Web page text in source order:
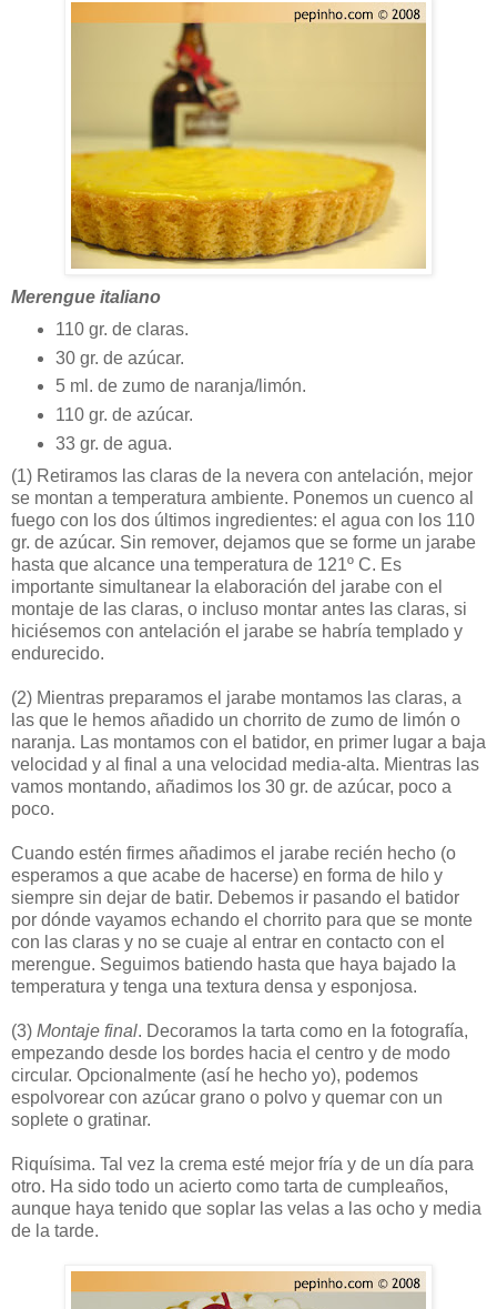
Merengue italiano
110 gr. de claras.
30 gr. de azúcar.
5 ml. de zumo de naranja/limón.
110 gr. de azúcar.
33 gr. de agua.
(1) Retiramos las claras de la nevera con antelación, mejor
se montan a temperatura ambiente. Ponemos un cuenco al
fuego con los dos últimos ingredientes: el agua con los 110
gr. de azúcar. Sin remover, dejamos que se forme un jarabe
hasta que alcance una temperatura de 121º C. Es
importante simultanear la elaboración del jarabe con el
montaje de las claras, o incluso montar antes las claras, si
hiciésemos con antelación el jarabe se habría templado y
endurecido.
(2) Mientras preparamos el jarabe montamos las claras, a
las que le hemos añadido un chorrito de zumo de limón o
naranja. Las montamos con el batidor, en primer lugar a baja
velocidad y al final a una velocidad media-alta. Mientras las
vamos montando, añadimos los 30 gr. de azúcar, poco a
poco.
Cuando estén firmes añadimos el jarabe recién hecho (o
esperamos a que acabe de hacerse) en forma de hilo y
siempre sin dejar de batir. Debemos ir pasando el batidor
por dónde vayamos echando el chorrito para que se monte
con las claras y no se cuaje al entrar en contacto con el
merengue. Seguimos batiendo hasta que haya bajado la
temperatura y tenga una textura densa y esponjosa.
(3) Montaje final. Decoramos la tarta como en la fotografía,
empezando desde los bordes hacia el centro y de modo
circular. Opcionalmente (así he hecho yo), podemos
espolvorear con azúcar grano o polvo y quemar con un
soplete o gratinar.
Riquísima. Tal vez la crema esté mejor fría y de un día para
otro. Ha sido todo un acierto como tarta de cumpleaños,
aunque haya tenido que soplar las velas a las ocho y media
de la tarde.